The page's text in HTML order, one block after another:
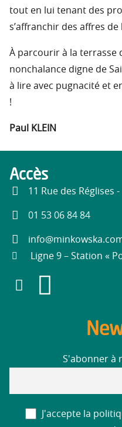
tout en lui tenant des
s’affranchir des affres de
À parcourir à la terrasse
nonchalance digne de
à lire avec pugnacité et
!
Paul KLEIN
Accès
11 Rue des Réglises
01 53 06 84 84
Ligne 9 – Station «
S'abonner à
J'accepte la